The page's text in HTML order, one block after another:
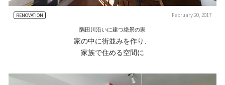
RENOVATION February 20, 2017
隅田川沿いに建つ絶景の家
家の中に街並みを作り、
家族で住める空間に